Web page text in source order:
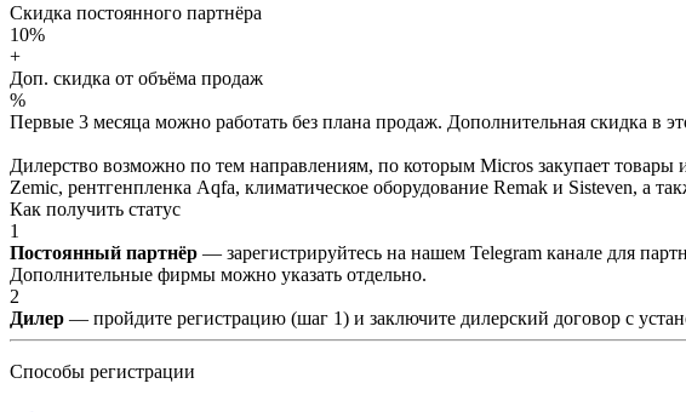
Скидка постоянного партнёра
10%
+
Доп. скидка от объёма продаж
%
Первые 3 месяца можно работать без плана продаж. Дополнительная скидка в
Дилерство возможно по тем направлениям, по которым Micros закупает
Zemic, рентгенпленка Aqfa, климатическое оборудование Remak и Sisteven, а
Как получить статус
1
Постоянный партнёр — зарегистрируйтесь на нашем Telegram канале для
Дополнительные фирмы можно указать отдельно.
2
Дилер — пройдите регистрацию (шаг 1) и заключите дилерский договор с
Способы регистрации